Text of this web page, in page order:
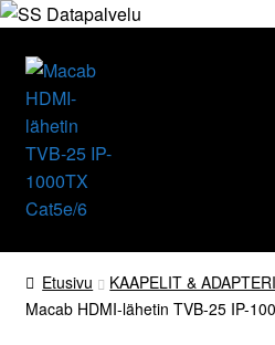
Siirry
navigointiin
Siirry
sisältöön
Etusivu
Tuotteet
Etusivu KAAPELIT &
Macab HDMI-lähetin TVB-25 IP-